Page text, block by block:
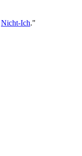
Nicht-Ich."